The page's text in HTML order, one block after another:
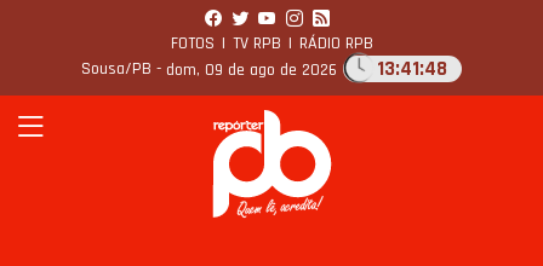
FOTOS | TV RPB | RÁDIO RPB
Sousa/PB - dom, 09 de ago de 2026 13:41:49